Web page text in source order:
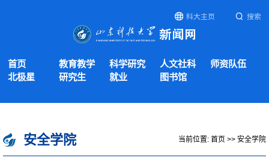
科大主页 搜索
首页 教育教学 科学研究 人文社科
师资队伍
北极星
研究生 就业 图书馆
安全学院 当前位置: 首页 >> 安全学院